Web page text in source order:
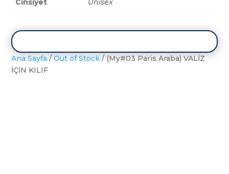
Ana Sayfa /Out of Stock / (My#03 Paris Araba) VALİZ
İÇİN KILIF